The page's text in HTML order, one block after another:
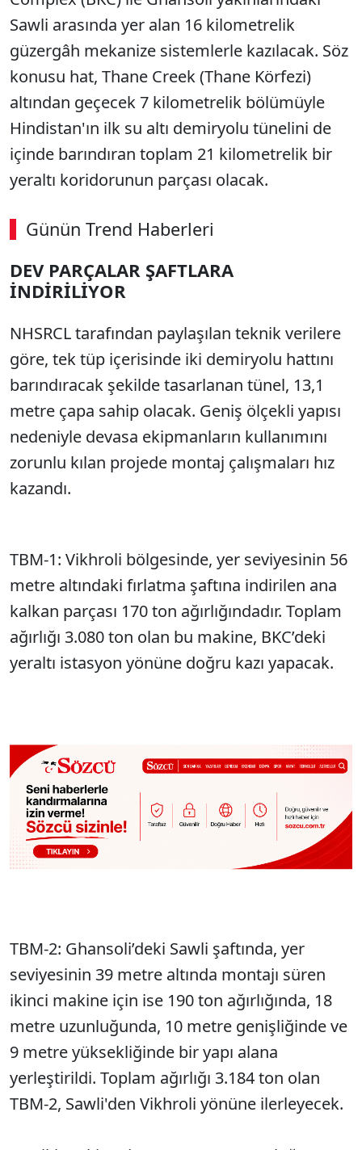
Sawli arasında yer alan 16 kilometrelik
güzergâh mekanize sistemlerle kazılacak. Söz
konusu hat, Thane Creek (Thane Körfezi)
altından geçecek 7 kilometrelik bölümüyle
Hindistan'ın ilk su altı demiryolu tünelini de
içinde barındıran toplam 21 kilometrelik bir
yeraltı koridorunun parçası olacak.
Günün Trend Haberleri
00:02 / 02:14
DEV PARÇALAR ŞAFTLARA
İNDİRİLİYOR
NHSRCL tarafından paylaşılan teknik verilere
göre, tek tüp içerisinde iki demiryolu hattını
barındıracak şekilde tasarlanan tünel, 13,1
metre çapa sahip olacak. Geniş ölçekli yapısı
nedeniyle devasa ekipmanların kullanımını
zorunlu kılan projede montaj çalışmaları hız
kazandı.
TBM-1: Vikhroli bölgesinde, yer seviyesinin 56
metre altındaki fırlatma şaftına indirilen ana
kalkan parçası 170 ton ağırlığındadır. Toplam
ağırlığı 3.080 ton olan bu makine, BKC’deki
yeraltı istasyon yönüne doğru kazı yapacak.
TBM-2: Ghansoli’deki Sawli şaftında, yer
seviyesinin 39 metre altında montajı süren
ikinci makine için ise 190 ton ağırlığında, 18
metre uzunluğunda, 10 metre genişliğinde ve
9 metre yüksekliğinde bir yapı alana
yerleştirildi. Toplam ağırlığı 3.184 ton olan
TBM-2, Sawli'den Vikhroli yönüne ilerleyecek.